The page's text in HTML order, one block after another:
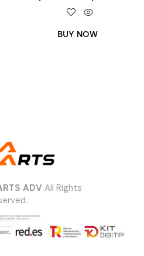
BUY NOW
ADV All Rights